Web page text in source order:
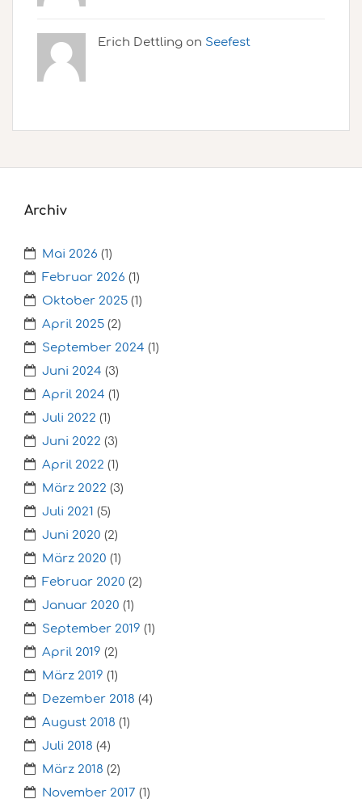
Erich Dettling on Seefest
Archiv
Mai 2026 (1)
Februar 2026 (1)
Oktober 2025 (1)
April 2025 (2)
September 2024 (1)
Juni 2024 (3)
April 2024 (1)
Juli 2022 (1)
Juni 2022 (3)
April 2022 (1)
März 2022 (3)
Juli 2021 (5)
Juni 2020 (2)
März 2020 (1)
Februar 2020 (2)
Januar 2020 (1)
September 2019 (1)
April 2019 (2)
März 2019 (1)
Dezember 2018 (4)
August 2018 (1)
Juli 2018 (4)
März 2018 (2)
November 2017 (1)